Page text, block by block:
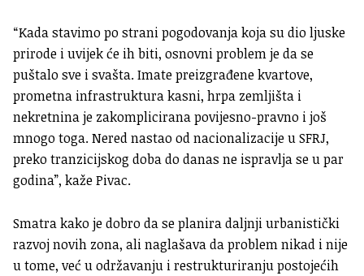
“Kada stavimo po strani pogodovanja koja su dio ljuske
prirode i uvijek će ih biti, osnovni problem je da se
puštalo sve i svašta. Imate preizgrađene kvartove,
prometna infrastruktura kasni, hrpa zemljišta i
nekretnina je zakomplicirana povijesno-pravno i još
mnogo toga. Nered nastao od nacionalizacije u SFRJ,
preko tranzicijskog doba do danas ne ispravlja se u par
godina”, kaže Pivac.
Smatra kako je dobro da se planira daljnji urbanistički
razvoj novih zona, ali naglašava da problem nikad i nije
u tome, već u održavanju i restrukturiranju postojećih